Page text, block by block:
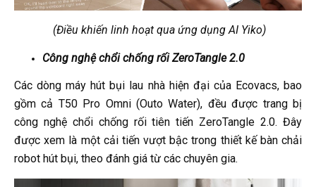
(Điều khiến linh hoạt qua ứng dụng AI Yiko)
Công nghệ chổi chống rối ZeroTangle 2.0
Các dòng máy hút bụi lau nhà hiện đại của Ecovacs, bao
gồm cả T50 Pro Omni (Outo Water), đều được trang bị
công nghệ chổi chống rối tiên tiến ZeroTangle 2.0. Đây
được xem là một cải tiến vượt bậc trong thiết kế bàn chải
robot hút bụi, theo đánh giá từ các chuyên gia.